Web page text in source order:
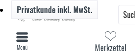
Merkzettel
Privatkundeinkl. MwSt.
Menü